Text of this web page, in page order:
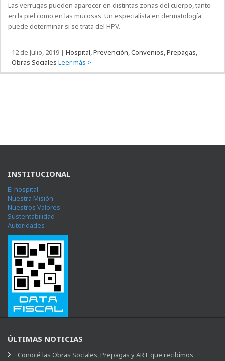
Las verrugas pueden aparecer en distintas zonas del cuerpo, tanto
en la piel como en las mucosas. Un especialista en dermatología
puede determinar si se trata del HPV.
12 de Julio, 2019 |Hospital, Prevención, Convenios, Prepagas,
Obras Sociales Leer más >
INSTITUCIONAL
El hospital
Nuestra Misión
Nuestros Valores
Sustentabilidad
Autoridades
ÚLTIMAS NOTICIAS
Conocé las Obras Sociales, Prepagas y ART que recibimos